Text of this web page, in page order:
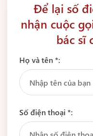
Để lại số
nhận cuộc
bác sĩ
Họ và tên *:
Số điện thoại *: